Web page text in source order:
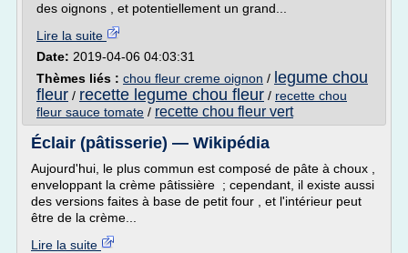
des oignons , et potentiellement un grand...
Lire la suite
Date: 2019-04-06 04:03:31
Thèmes liés : chou fleur creme oignon / legume chou
fleur / recette legume chou fleur / recette chou
fleur sauce tomate / recette chou fleur vert
Éclair (pâtisserie) — Wikipédia
Aujourd'hui, le plus commun est composé de pâte à choux ,
enveloppant la crème pâtissière ; cependant, il existe aussi
des versions faites à base de petit four , et l'intérieur peut
être de la crème...
Lire la suite